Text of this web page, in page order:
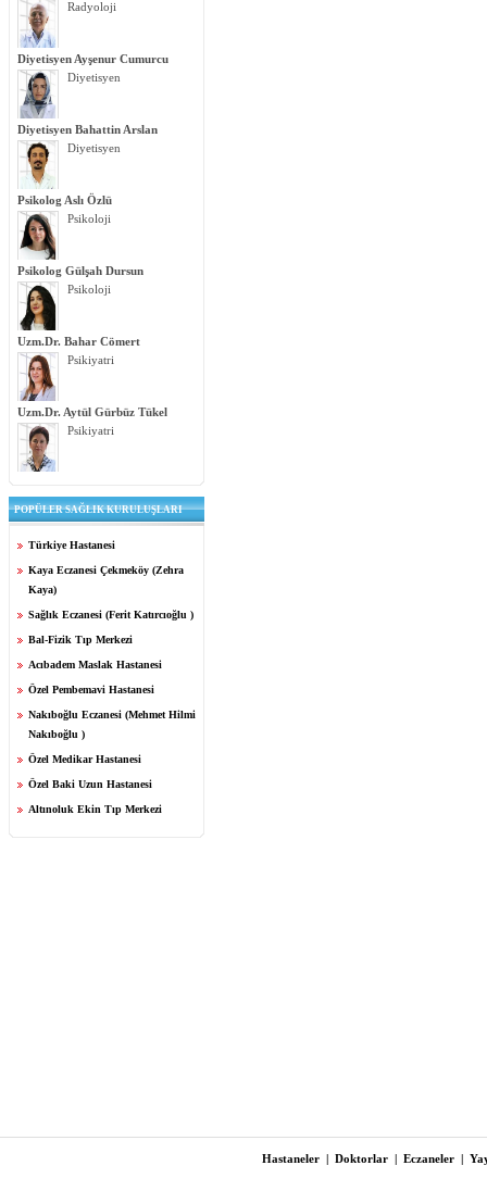
Radyoloji
Diyetisyen Ayşenur Cumurcu
Diyetisyen
Diyetisyen Bahattin Arslan
Diyetisyen
Psikolog Aslı Özlü
Psikoloji
Psikolog Gülşah Dursun
Psikoloji
Uzm.Dr. Bahar Cömert
Psikiyatri
Uzm.Dr. Aytül Gürbüz Tükel
Psikiyatri
POPÜLER SAĞLIK KURULUŞLARI
Türkiye Hastanesi
Kaya Eczanesi Çekmeköy (Zehra
Kaya)
Sağlık Eczanesi (Ferit Katırcıoğlu )
Bal-Fizik Tıp Merkezi
Acıbadem Maslak Hastanesi
Özel Pembemavi Hastanesi
Nakıboğlu Eczanesi (Mehmet Hilmi
Nakıboğlu )
Özel Medikar Hastanesi
Özel Baki Uzun Hastanesi
Altınoluk Ekin Tıp Merkezi
Hastaneler | Doktorlar | Eczaneler |